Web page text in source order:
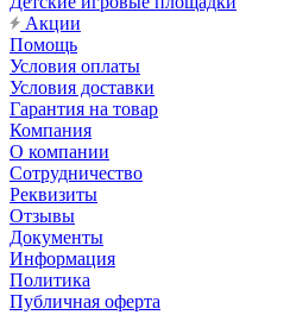
Акции
Помощь
Условия оплаты
Условия доставки
Гарантия на товар
Компания
О компании
Сотрудничество
Реквизиты
Отзывы
Документы
Информация
Политика
Публичная оферта